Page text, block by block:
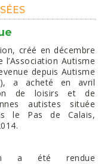
créé en décembre
l’Association Autisme
depuis Autisme
a acheté en avril
de loisirs et de
autistes située
le Pas de Calais,
a été rendue